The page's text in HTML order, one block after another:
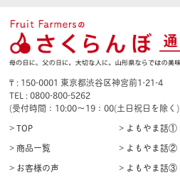
₸ : 150-0001 東京都渋谷区神宮前1-21-4
TEL : 0800-800-5262
(受付時間：10:00〜19：00(土日祝日を除く)
> TOP
> 商品一覧
> お客様の声
> よもやま話①
> よもやま話②
> よもやま話③